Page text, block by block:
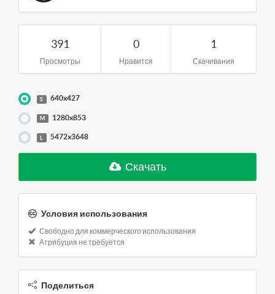
391
Просмотры
0
Нравится
1
Скачивания
S 640x427
M 1280x853
L 5472x3648
Скачать
Условия использования
Свободно для коммерческого использования
Атрибуция не требуется
Поделиться